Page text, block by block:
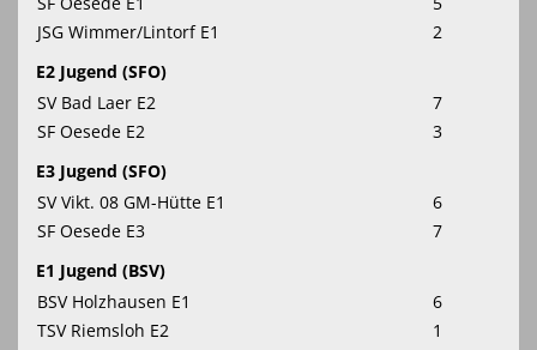
JSG Wimmer/Lintorf E1
2
E2 Jugend (SFO)
SV Bad Laer E2
7
SF Oesede E2
3
E3 Jugend (SFO)
SV Vikt. 08 GM-Hütte E1
6
SF Oesede E3
7
E1 Jugend (BSV)
BSV Holzhausen E1
6
TSV Riemsloh E2
1